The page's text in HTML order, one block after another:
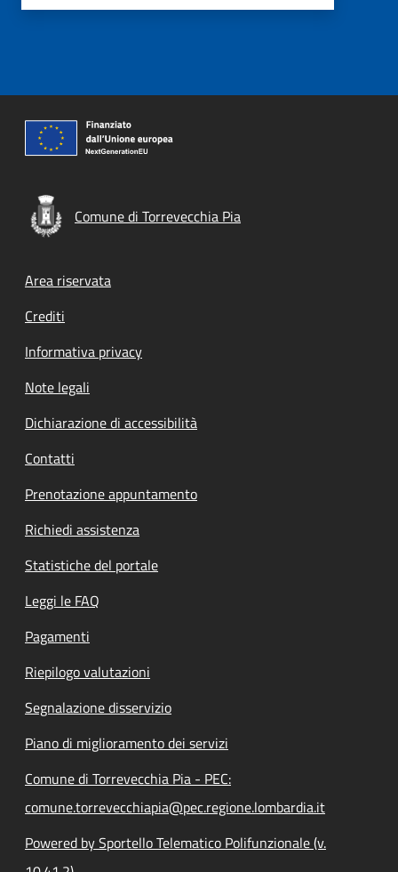
Comune di Torrevecchia Pia
Footer menu
Area riservata
Crediti
Informativa privacy
Note legali
Dichiarazione di accessibilità
Contatti
Prenotazione appuntamento
Richiedi assistenza
Statistiche del portale
Leggi le FAQ
Pagamenti
Riepilogo valutazioni
Segnalazione disservizio
Piano di miglioramento dei servizi
Comune di Torrevecchia Pia - PEC:
comune.torrevecchiapia@pec.regione.lombardia.it
Powered by Sportello Telematico Polifunzionale (v.